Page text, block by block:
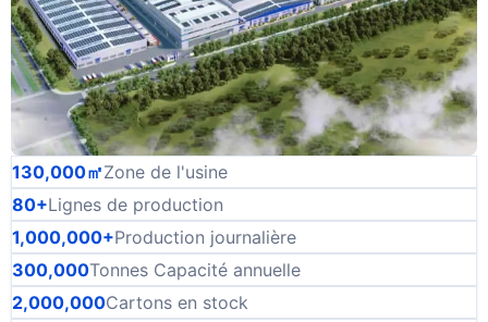
130,000㎡Zone de l'usine
80+Lignes de production
1,000,000+Production journalière
300,000Tonnes Capacité annuelle
2,000,000Cartons en stock